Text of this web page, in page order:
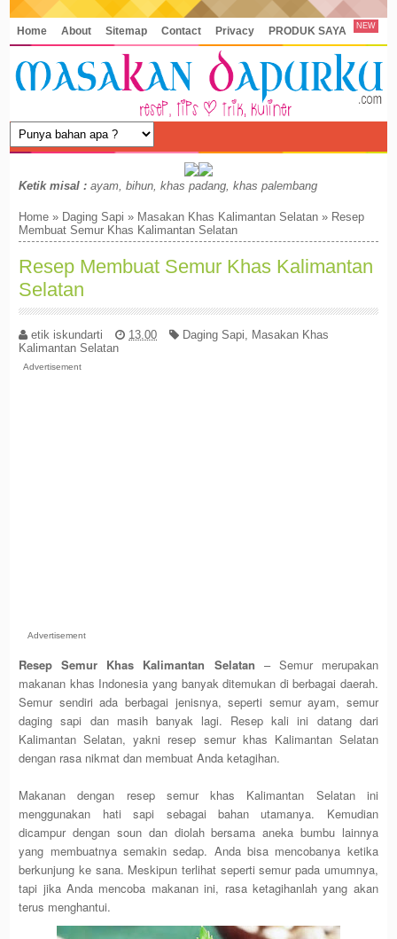
Home About Sitemap Contact Privacy PRODUK SAYA NEW
Ketik misal : ayam, bihun, khas padang, khas palembang
Home » Daging Sapi » Masakan Khas Kalimantan Selatan » Resep
Membuat Semur Khas Kalimantan Selatan
Resep Membuat Semur Khas Kalimantan
Selatan
etik iskundarti 13.00 Daging Sapi
Masakan Khas
Kalimantan Selatan
Advertisement
Advertisement
Resep Semur Khas Kalimantan Selatan – Semur merupakan
makanan khas Indonesia yang banyak ditemukan di berbagai daerah.
Semur sendiri ada berbagai jenisnya, seperti semur ayam, semur
daging sapi dan masih banyak lagi. Resep kali ini datang dari
Kalimantan Selatan, yakni resep semur khas Kalimantan Selatan
dengan rasa nikmat dan membuat Anda ketagihan.
Makanan dengan resep semur khas Kalimantan Selatan ini
menggunakan hati sapi sebagai bahan utamanya. Kemudian
dicampur dengan soun dan diolah bersama aneka bumbu lainnya
yang membuatnya semakin sedap. Anda bisa mencobanya ketika
berkunjung ke sana. Meskipun terlihat seperti semur pada umumnya,
tapi jika Anda mencoba makanan ini, rasa ketagihanlah yang akan
terus menghantui.